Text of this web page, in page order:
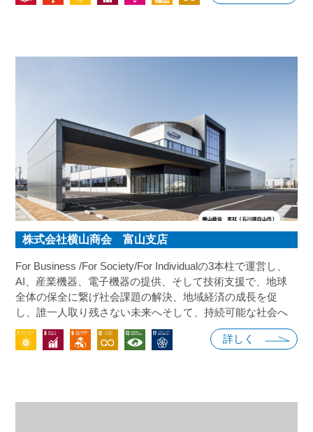
株式会社横山商会 富山支店
For Business /For Society/For Individualの3本柱で運営し、
AI、産業機器、電子機器の提供、そして技術支援で、地球
全体の保全に繋げ社会課題の解決、地域経済の成長を促
し、誰一人取り残さない未来へそして、持続可能な社会へ
私たちは変化を恐れず、よりよい社会にむけて貢献してい
きます。
詳しく